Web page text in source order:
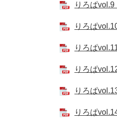
りろぱ
りろぱ
りろぱ
りろぱ
りろぱ
りろぱ